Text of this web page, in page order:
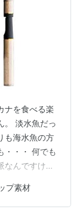
ナを食べる楽
。 淡水魚だっ
も海水魚の方
・・・ 何でも
なんですけ
りません。
コルクのグ
プ素材